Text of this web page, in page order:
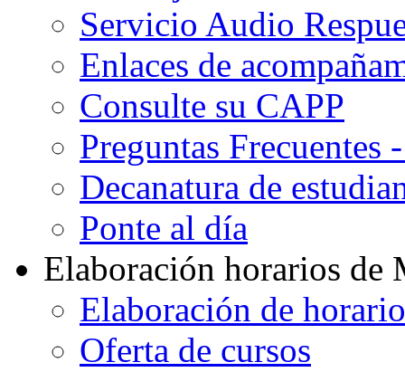
Servicio Audio
Enlaces de
Consulte su CAPP
Preguntas Frecuentes
Decanatura de
Ponte al día
Elaboración horarios de
Elaboración de
Oferta de cursos